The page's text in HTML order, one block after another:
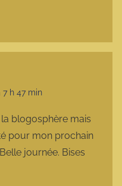
7 h 47 min
la blogosphère mais
pour mon prochain
journée. Bises